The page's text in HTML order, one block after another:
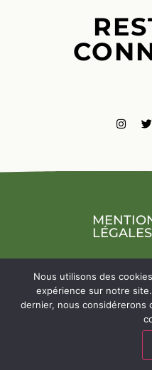
LÉGALES
Nous utilisons des
expérience sur notre
dernier, nous considérerons